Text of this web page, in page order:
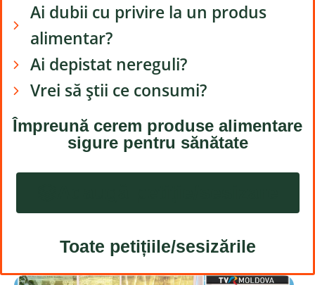
Ai dubii cu privire la un produs
alimentar?
Ai depistat nereguli?
Vrei să știi ce consumi?
Împreună cerem produse alimentare
sigure pentru sănătate
Toate petițiile/sesizările